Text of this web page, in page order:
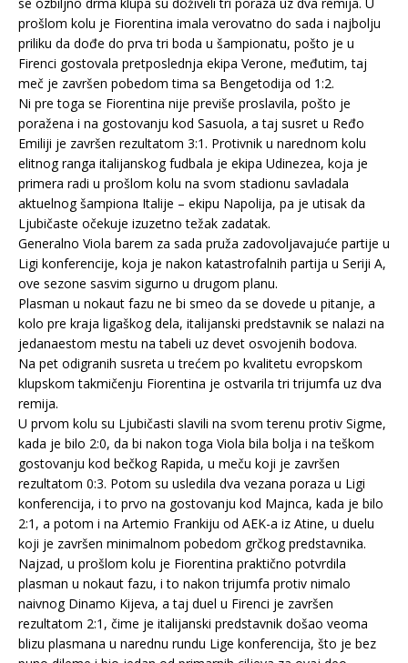
prošlom kolu je Fiorentina imala verovatno do sada i najbolju
priliku da dođe do prva tri boda u šampionatu, pošto je u
Firenci gostovala pretposlednja ekipa Verone, međutim, taj
meč je završen pobedom tima sa Bengetodija od 1:2.
Ni pre toga se Fiorentina nije previše proslavila, pošto je
poražena i na gostovanju kod Sasuola, a taj susret u Ređo
Emiliji je završen rezultatom 3:1. Protivnik u narednom kolu
elitnog ranga italijanskog fudbala je ekipa Udinezea, koja je
primera radi u prošlom kolu na svom stadionu savladala
aktuelnog šampiona Italije – ekipu Napolija, pa je utisak da
Ljubičaste očekuje izuzetno težak zadatak.
Generalno Viola barem za sada pruža zadovoljavajuće partije u
Ligi konferencije, koja je nakon katastrofalnih partija u Seriji A,
ove sezone sasvim sigurno u drugom planu.
Plasman u nokaut fazu ne bi smeo da se dovede u pitanje, a
kolo pre kraja ligaškog dela, italijanski predstavnik se nalazi na
jedanaestom mestu na tabeli uz devet osvojenih bodova.
Na pet odigranih susreta u trećem po kvalitetu evropskom
klupskom takmičenju Fiorentina je ostvarila tri trijumfa uz dva
remija.
U prvom kolu su Ljubičasti slavili na svom terenu protiv Sigme,
kada je bilo 2:0, da bi nakon toga Viola bila bolja i na teškom
gostovanju kod bečkog Rapida, u meču koji je završen
rezultatom 0:3. Potom su usledila dva vezana poraza u Ligi
konferencija, i to prvo na gostovanju kod Majnca, kada je bilo
2:1, a potom i na Artemio Frankiju od AEK-a iz Atine, u duelu
koji je završen minimalnom pobedom grčkog predstavnika.
Najzad, u prošlom kolu je Fiorentina praktično potvrdila
plasman u nokaut fazu, i to nakon trijumfa protiv nimalo
naivnog Dinamo Kijeva, a taj duel u Firenci je završen
rezultatom 2:1, čime je italijanski predstavnik došao veoma
blizu plasmana u narednu rundu Lige konferencija, što je bez